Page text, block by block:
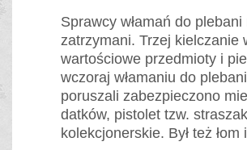
Sprawcy włamań do
zatrzymani. Trzej kielczanie
wartościowe przedmioty i
wczoraj włamaniu do
poruszali zabezpieczono
datków, pistolet tzw.
kolekcjonerskie. Był też łom